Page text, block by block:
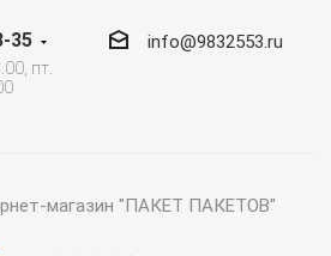
35
пт.
info@9832553.ru
магазин "ПАКЕТ ПАКЕТОВ"